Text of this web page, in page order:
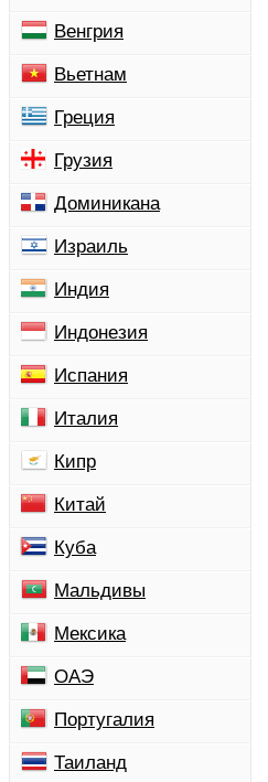
Венгрия
Вьетнам
Греция
Грузия
Доминикана
Израиль
Индия
Индонезия
Испания
Италия
Кипр
Китай
Куба
Мальдивы
Мексика
ОАЭ
Португалия
Таиланд